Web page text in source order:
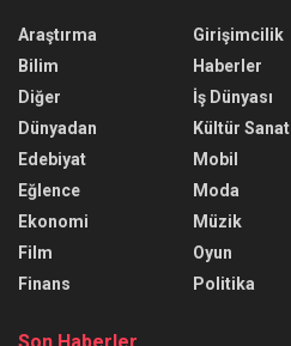
Araştırma
Bilim
Diğer
Dünyadan
Edebiyat
Eğlence
Ekonomi
Film
Finans
Girişimcilik
Haberler
İş Dünyası
Kültür Sanat
Mobil
Moda
Müzik
Oyun
Politika